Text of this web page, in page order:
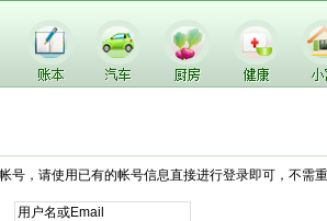
号，请使用已有的帐号信息直接进行登录即可，不需